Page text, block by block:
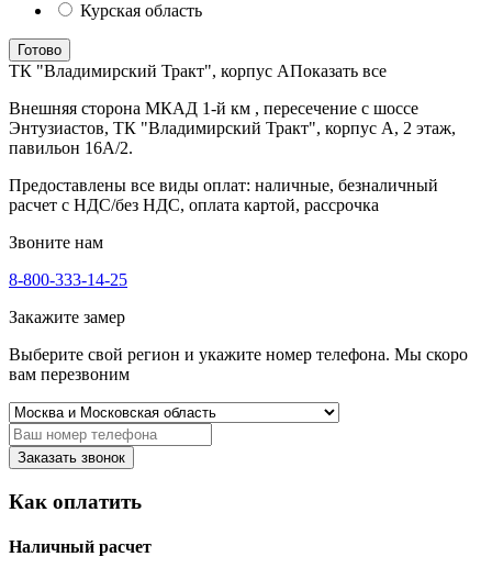
Курская область
Готово
ТК "Владимирский Тракт", корпус АПоказать все
Внешняя сторона МКАД 1-й км , пересечение с шоссе
Энтузиастов, ТК "Владимирский Тракт", корпус А, 2 этаж,
павильон 16А/2.
Предоставлены все виды оплат: наличные, безналичный
расчет с НДС/без НДС, оплата картой, рассрочка
Звоните нам
8-800-333-14-25
Закажите замер
Выберите свой регион и укажите номер телефона. Мы скоро
вам перезвоним
Заказать звонок
Как оплатить
Наличный расчет